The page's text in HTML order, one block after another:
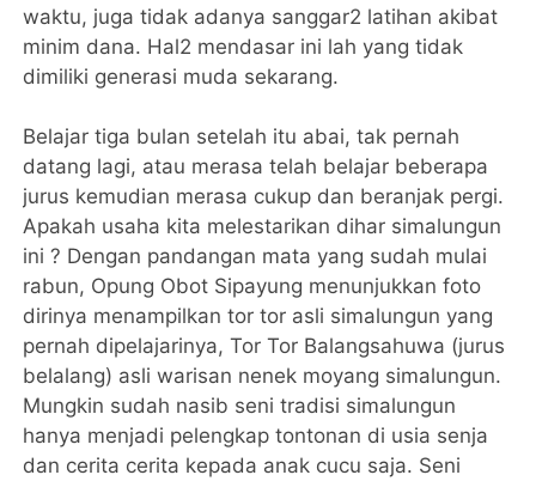
waktu, juga tidak adanya sanggar2 latihan akibat
minim dana. Hal2 mendasar ini lah yang tidak
dimiliki generasi muda sekarang.
Belajar tiga bulan setelah itu abai, tak pernah
datang lagi, atau merasa telah belajar beberapa
jurus kemudian merasa cukup dan beranjak pergi.
Apakah usaha kita melestarikan dihar simalungun
ini ? Dengan pandangan mata yang sudah mulai
rabun, Opung Obot Sipayung menunjukkan foto
dirinya menampilkan tor tor asli simalungun yang
pernah dipelajarinya, Tor Tor Balangsahuwa (jurus
belalang) asli warisan nenek moyang simalungun.
Mungkin sudah nasib seni tradisi simalungun
hanya menjadi pelengkap tontonan di usia senja
dan cerita cerita kepada anak cucu saja. Seni